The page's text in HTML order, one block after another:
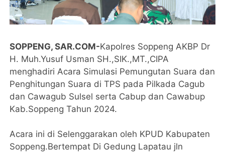
SOPPENG, SAR.COM-Kapolres Soppeng AKBP Dr
H. Muh.Yusuf Usman SH.,SIK.,MT.,CIPA
menghadiri Acara Simulasi Pemungutan Suara dan
Penghitungan Suara di TPS pada Pilkada Cagub
dan Cawagub Sulsel serta Cabup dan Cawabup
Kab.Soppeng Tahun 2024.
Acara ini di Selenggarakan oleh KPUD Kabupaten
Soppeng.Bertempat Di Gedung Lapatau jln